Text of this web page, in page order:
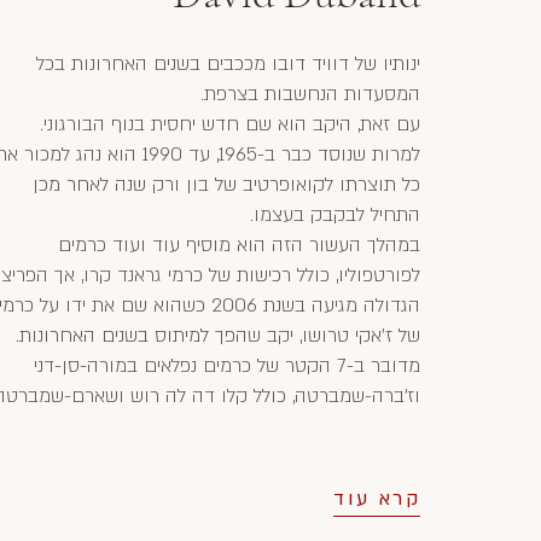
ינותיו של דוויד דובו מככבים בשנים האחרונות בכל
המסעדות הנחשבות בצרפת.
עם זאת, היקב הוא שם חדש יחסית בנוף הבורגוני.
למרות שנוסד כבר ב-1965, עד 1990 הוא נהג
כל תוצרתו לקואופרטיב של בון ורק שנה לאחר מכן
התחיל לבקבק בעצמו.
במהלך העשור הזה הוא מוסיף עוד ועוד כרמים
לפורטפוליו, כולל רכישות של כרמי גראנד קרו, אך
הגדולה מגיעה בשנת 2006 כשהוא שם את ידו על
של ז'אקי טרושו, יקב שהפך למיתוס בשנים האחרונות.
מדובר ב-7 הקטר של כרמים נפלאים במורה-סן-דני
וז'ברה-שמברטה, כולל קלו דה לה רוש ושארם-
קרא עוד